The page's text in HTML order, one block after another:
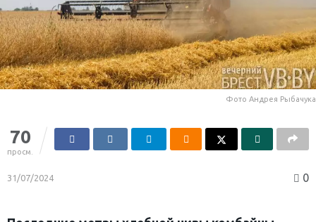
Фото Андрея Рыбачука
70
просм.
31/07/2024 0